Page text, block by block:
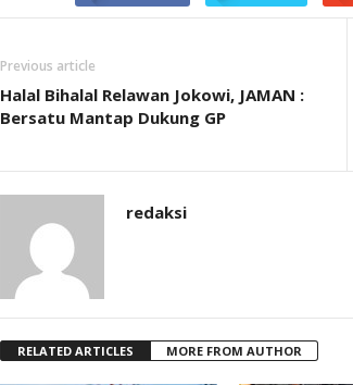
Previous article
Halal Bihalal Relawan Jokowi, JAMAN :
Bersatu Mantap Dukung GP
redaksi
RELATED ARTICLES MORE FROM AUTHOR